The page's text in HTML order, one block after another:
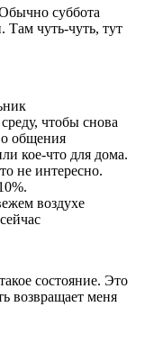
суббота
чуть-чуть, тут
чтобы снова
общения
кое-что для дома.
не интересно.
воздухе
состояние. Это
возвращает меня